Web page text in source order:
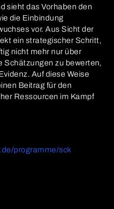
sieht das Vorhaben den
die Einbindung
vor. Aus Sicht der
ein strategischer Schritt,
nicht mehr nur über
Schätzungen zu bewerten,
Auf diese Weise
Beitrag für den
Ressourcen im Kampf
programme/sck